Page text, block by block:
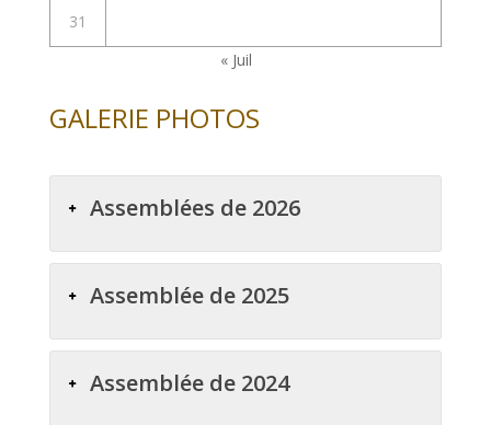
31
« Juil
GALERIE PHOTOS
Assemblées de 2026
Assemblée de 2025
Assemblée de 2024